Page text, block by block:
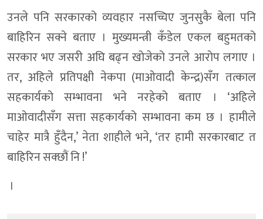
उनले पनि सरकारको व्यवहार नसच्चिए जुनसुकै बेला पनि
बाहिरिन सक्ने बताए । मुख्यमन्त्री कँडेल एकल बहुमतको
सरकार भए जसरी अघि बढ्न खोजेको उनले आरोप लगाए ।
तर, अहिले प्रतिपक्षी नेकपा (माओवादी केन्द्र)सँग तत्काल
सहकार्यको सम्भावना भने नरहेको बताए । ‘अहिले
माओवादीसँग सत्ता सहकार्यको सम्भावना कम छ । हामीले
चाहेर मात्रै हुँदैन,’ नेता शाहीले भने, ‘तर हामी सरकारबाट त
बाहिरिन सक्छौं नि !’
।